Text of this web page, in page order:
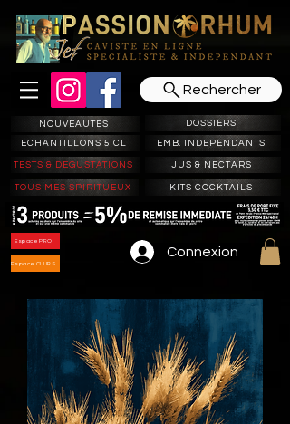
Rechercher
NOUVEAUTES
ECHANTILLONS 5 CL
DOSSIERS
EMB. INDEPENDANTS
TESTS & DEGUSTATIONS JUS & NECTARS
TOUS MES SPIRITUEUX KITS COCKTAILS
Espace PRO
Espace CLUBS
Connexion